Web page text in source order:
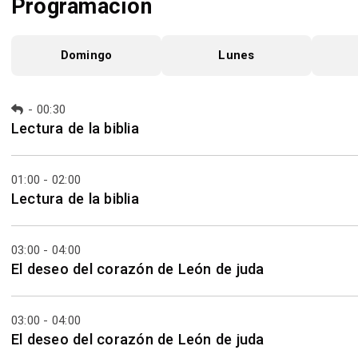
Programación
Domingo Lunes
- 00:30
Lectura de la biblia
01:00 - 02:00
Lectura de la biblia
03:00 - 04:00
El deseo del corazón de León de juda
03:00 - 04:00
El deseo del corazón de León de juda